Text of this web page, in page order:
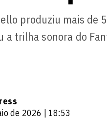
produziu mais de
a trilha sonora do
de 2026 | 18:53